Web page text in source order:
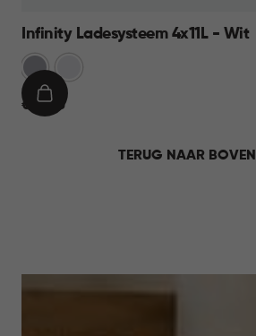
Infinity Ladesysteem 4x11L - Wit
Licht
Grijs
€
€ 39,95
IN
TERUG NAAR BOVEN